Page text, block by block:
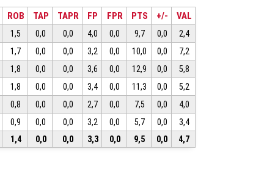
ROB TAP TAPR FP FPR PTS +/- VAL
1,5 0,0 0,0 4,0 0,0 9,7 0,0
2,4
1,7 0,0 0,0 3,2 0,0 10,0 0,0
7,2
1,8 0,0 0,0 3,6 0,0 12,9 0,0
5,8
1,8 0,0 0,0 3,4 0,0 11,3 0,0
5,2
0,8 0,0 0,0 2,7 0,0 7,5 0,0
4,0
0,9 0,0 0,0 3,2 0,0 5,7 0,0
3,4
1,4 0,0 0,0 3,3 0,0 9,5 0,0 4,7